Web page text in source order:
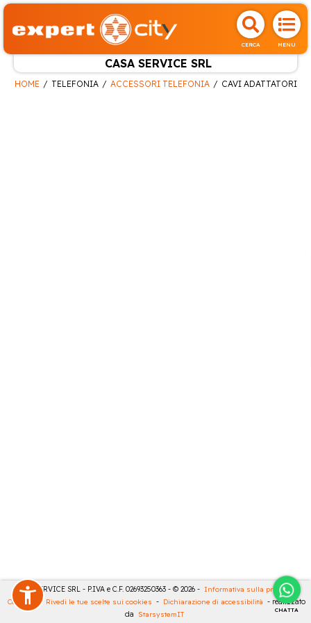
CERCA MENU
CASA SERVICE SRL
CHATTA
HOME TELEFONIA ACCESSORI TELEFONIA CAVI ADATTATORI
CASA SERVICE SRL - P.IVA e C.F. 02693250363 - © 2026 - Informativa sulla privacy -
Cookies
- Rivedi le tue scelte sui cookies - Dichiarazione di accessibilità - realizzato
da StarsystemIT